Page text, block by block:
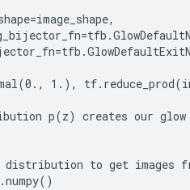
1.),
p(z) creates our
distribution to get images